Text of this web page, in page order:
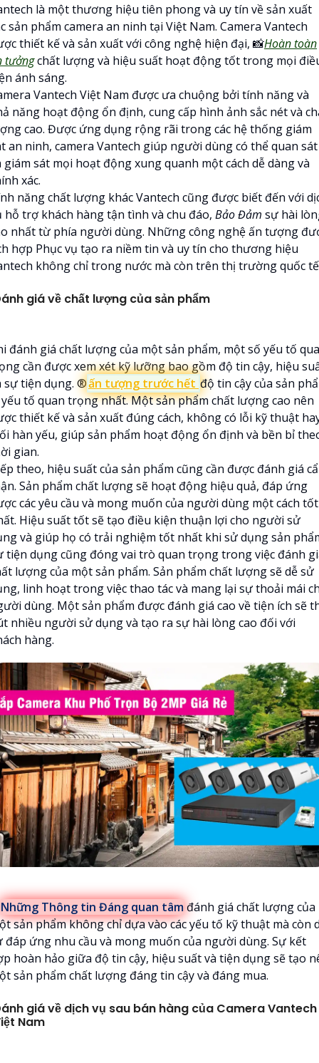
là một thương hiệu tiên phong và uy tín về sản xuất
sản phẩm camera an ninh tại Việt Nam. Camera Vantech
thiết kế và sản xuất với công nghệ hiện đại, 📸Hoàn toàn
tưởngchất lượng và hiệu suất hoạt động tốt trong mọi
ánh sáng.
Vantech Việt Nam được ưa chuộng bởi tính năng và
năng hoạt động ổn định, cung cấp hình ảnh sắc nét và
cao. Được ứng dụng rộng rãi trong các hệ thống giám
an ninh, camera Vantech giúp người dùng có thể quan sát
giám sát mọi hoạt động xung quanh một cách dễ dàng và
xác.
năng chất lượng khác Vantech cũng được biết đến với
hỗ trợ khách hàng tận tình và chu đáo, Bảo Đảm sự hài
nhất từ phía người dùng. Những công nghệ ấn tượng
hợp Phục vụ tạo ra niềm tin và uy tín cho thương hiệu
không chỉ trong nước mà còn trên thị trường quốc
giá về chất lượng của sản phẩm
đánh giá chất lượng của một sản phẩm, một số yếu tố
cần được xem xét kỹ lưỡng bao gồm độ tin cậy, hiệu
sự tiện dụng. ®️ấn tượng trước hết độ tin cậy của sản
tố quan trọng nhất. Một sản phẩm chất lượng cao nên
thiết kế và sản xuất đúng cách, không có lỗi kỹ thuật
hàn yếu, giúp sản phẩm hoạt động ổn định và bền bỉ
gian.
theo, hiệu suất của sản phẩm cũng cần được đánh giá
Sản phẩm chất lượng sẽ hoạt động hiệu quả, đáp ứng
các yêu cầu và mong muốn của người dùng một cách tốt
Hiệu suất tốt sẽ tạo điều kiện thuận lợi cho người sử
và giúp họ có trải nghiệm tốt nhất khi sử dụng sản
tiện dụng cũng đóng vai trò quan trọng trong việc đánh
lượng của một sản phẩm. Sản phẩm chất lượng sẽ dễ sử
linh hoạt trong việc thao tác và mang lại sự thoải mái
dùng. Một sản phẩm được đánh giá cao về tiện ích sẽ
nhiều người sử dụng và tạo ra sự hài lòng cao đối với
hàng.
Những Thông tin Đáng quan tâmđánh giá chất lượng của
sản phẩm không chỉ dựa vào các yếu tố kỹ thuật mà còn
đáp ứng nhu cầu và mong muốn của người dùng. Sự kết
hoàn hảo giữa độ tin cậy, hiệu suất và tiện dụng sẽ tạo
sản phẩm chất lượng đáng tin cậy và đáng mua.
giá về dịch vụ sau bán hàng của Camera Vantech
Nam